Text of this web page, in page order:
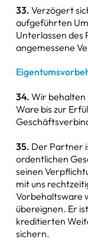
33. Verzögert
aufgeführten
Unterlassen des
angemessene
34. Wir behalten
Ware bis zur
35. Der Partner
ordentlichen
seinen
mit uns
Vorbehaltsware
übereignen. Er
kreditierten
sichern.